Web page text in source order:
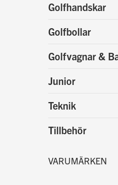
Golfhandskar
Golfbollar
Golfvagnar &
Junior
Teknik
Tillbehör